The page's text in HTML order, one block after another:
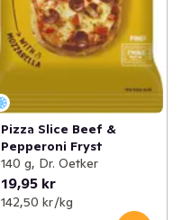
Pizza Slice Beef &
Pepperoni Fryst
140 g, Dr. Oetker
19,95 kr
142,50 kr /kg